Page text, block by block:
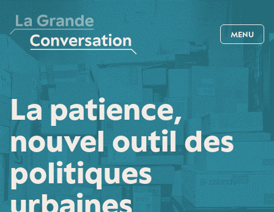
MENU
La patience,
nouvel outil des
politiques
urbaines